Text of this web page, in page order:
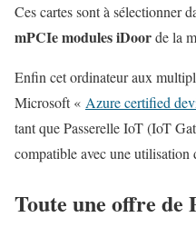
Ces cartes sont à sélectionner
mPCIe modules iDoorde la
Enfin cet ordinateur aux
Microsoft « Azure certified
tant que Passerelle IoT (IoT
compatible avec une utilisation
Toute une offre de